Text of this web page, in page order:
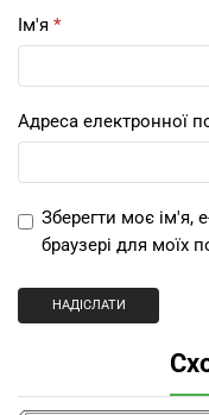
Ім'я *
Адреса електронної
Зберегти моє ім'я,
браузері для моїх